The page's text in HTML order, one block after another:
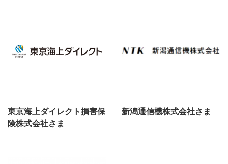
東京海上ダイレクト損害保
険株式会社さま
新潟通信機株式会社さま